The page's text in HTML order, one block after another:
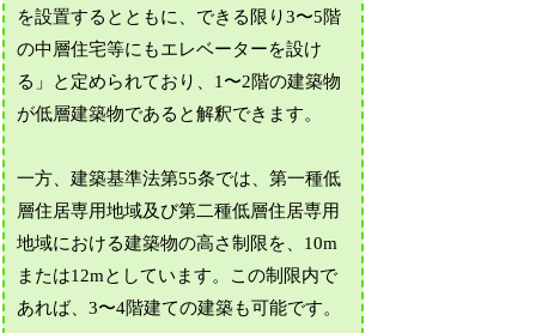
を設置するとともに、できる限り3〜5階
の中層住宅等にもエレベーターを設け
る」と定められており、1〜2階の建築物
が低層建築物であると解釈できます。
一方、建築基準法第55条では、第一種低
層住居専用地域及び第二種低層住居専用
地域における建築物の高さ制限を、10m
または12mとしています。この制限内で
あれば、3〜4階建ての建築も可能です。